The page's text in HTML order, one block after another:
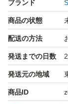
ブランド
商品の状態
配送の方法
発送までの日数
発送元の地域
商品ID